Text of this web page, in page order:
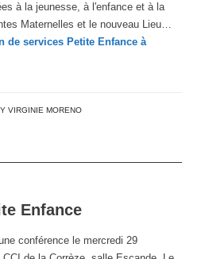
à la jeunesse, à l'enfance et à la
Maternelles et le nouveau Lieu…
de services Petite Enfance à
VIRGINIE MORENO
Enfance
conférence le mercredi 29